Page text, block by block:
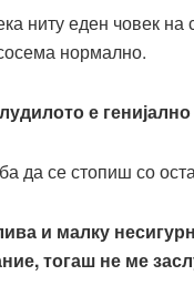
ниту еден човек
нормално.
е
да се стопиш со
и малку
тогаш не ме